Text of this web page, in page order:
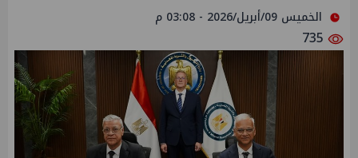
الخميس 09/أبريل/2026 - 03:08 م